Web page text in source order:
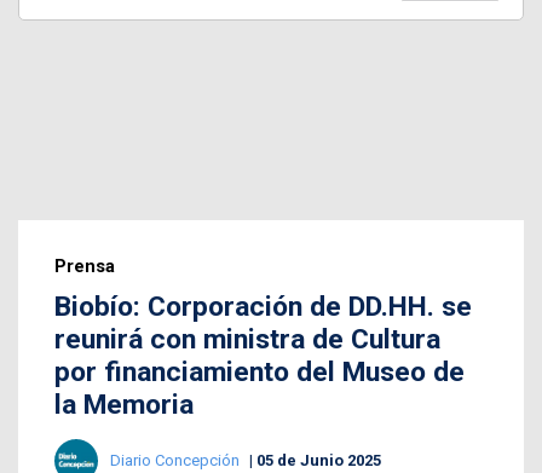
Prensa
Biobío: Corporación de DD.HH. se
reunirá con ministra de Cultura
por financiamiento del Museo de
la Memoria
Diario Concepción 05 de Junio 2025